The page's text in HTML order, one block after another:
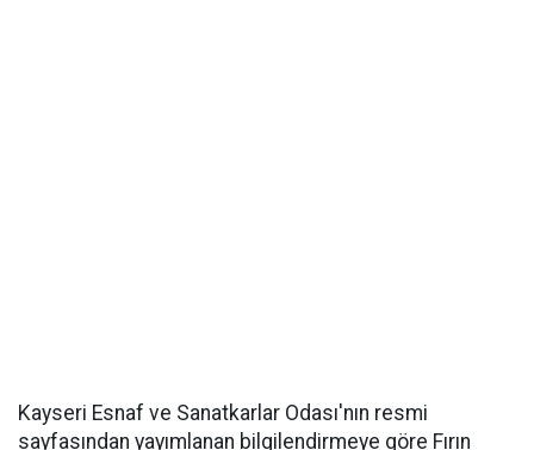
Kayseri Esnaf ve Sanatkarlar Odası'nın resmi
sayfasından yayımlanan bilgilendirmeye göre Fırın